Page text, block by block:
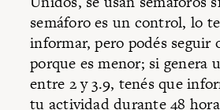
semáforo es un control, lo
informar, pero podés seguir
porque es menor; si genera
entre 2 y 3.9, tenés que
tu actividad durante 48